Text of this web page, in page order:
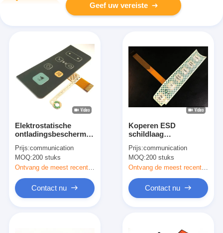
Geef uw vereiste
Elektrostatische
ontladingsbescherming
Membraanknopschakelaar
voor radioapparaat
Prijs:communication
MOQ:200 stuks
Ontvang de meest recente Prijs
Contact nu
Koperen ESD
schildlaag
schakelaar met
metalen koepel
embossing sleutel
Prijs:communication
MOQ:200 stuks
Contact nu